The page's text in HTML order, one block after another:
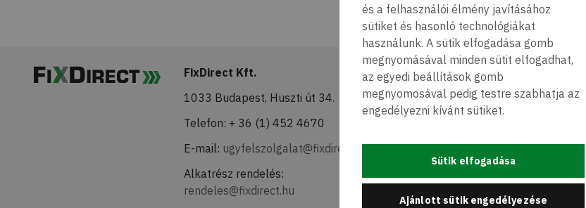
és a felhasználói élmény javításához
sütiket és hasonló technológiákat
használunk. A sütik elfogadása gomb
megnyomásával minden sütit elfogadhat,
az egyedi beállítások gomb
megnyomosával pedig testre szabhatja az
engedélyezni kívánt sütiket.
Sütik elfogadása
Ajánlott sütik engedélyezése
FixDirect Kft.
1033 Budapest, Huszti út 34.
Telefon: + 36 (1) 452 4670
E-mail: ugyfelszolgalat@fixdirect.hu
Alkatrész rendelés:
rendeles@fixdirect.hu
Gyakran Ismételt